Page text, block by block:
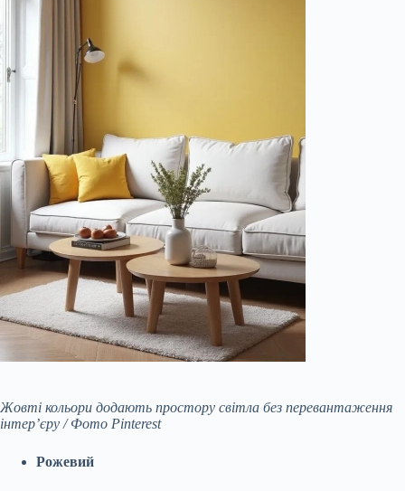
Жовті кольори додають простору світла без перевантаження
інтер’єру / Фото Pinterest
Рожевий